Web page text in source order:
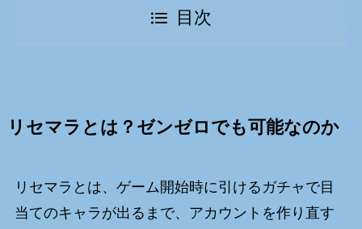
目次
リセマラとは？ゼンゼロでも可能なのか
リセマラとは、ゲーム開始時に引けるガチャで目
当てのキャラが出るまで、アカウントを作り直す